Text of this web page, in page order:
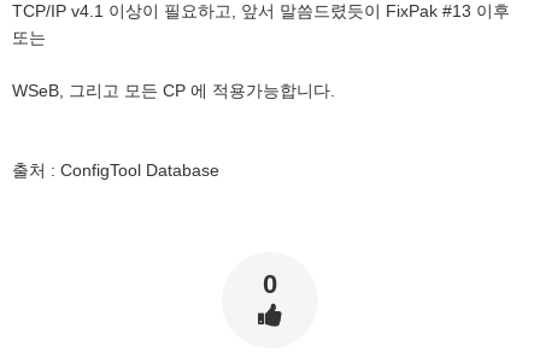
TCP/IP v4.1 이상이 필요하고, 앞서 말씀드렸듯이 FixPak #13 이후
또는
WSeB, 그리고 모든 CP 에 적용가능합니다.
출처 : ConfigTool Database
0